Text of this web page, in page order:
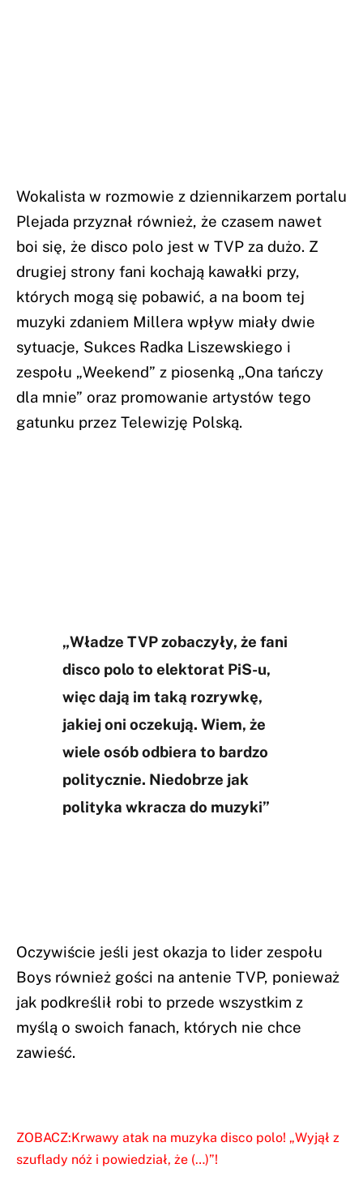
Wokalista w rozmowie z dziennikarzem portalu
Plejada przyznał również, że czasem nawet
boi się, że disco polo jest w TVP za dużo. Z
drugiej strony fani kochają kawałki przy,
których mogą się pobawić, a na boom tej
muzyki zdaniem Millera wpływ miały dwie
sytuacje, Sukces Radka Liszewskiego i
zespołu „Weekend” z piosenką „Ona tańczy
dla mnie” oraz promowanie artystów tego
gatunku przez Telewizję Polską.
„Władze TVP zobaczyły, że fani
disco polo to elektorat PiS-u,
więc dają im taką rozrywkę,
jakiej oni oczekują. Wiem, że
wiele osób odbiera to bardzo
politycznie. Niedobrze jak
polityka wkracza do muzyki”
Oczywiście jeśli jest okazja to lider zespołu
Boys również gości na antenie TVP, ponieważ
jak podkreślił robi to przede wszystkim z
myślą o swoich fanach, których nie chce
zawieść.
ZOBACZ:Krwawy atak na muzyka disco polo! „Wyjął z
szuflady nóż i powiedział, że (…)”!